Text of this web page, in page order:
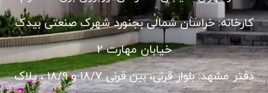
کارخانه: خراسان شمالی بجنورد شهرک صنعتی بیدک
خیابان مهارت 2
دفتر مشهد: بلوار قرنی، بین قرنی 18/7 و 18/9 ، پلاک